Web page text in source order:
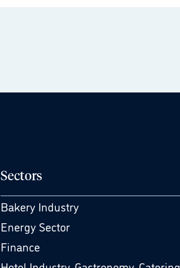
Sectors
Bakery Industry
Energy Sector
Finance